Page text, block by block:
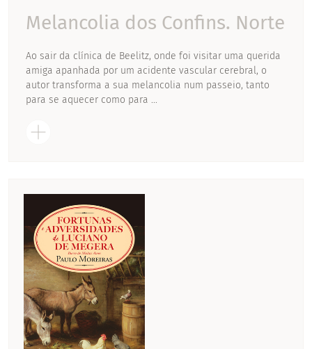
Melancolia dos Confins. Norte
Ao sair da clínica de Beelitz, onde foi visitar uma querida
amiga apanhada por um acidente vascular cerebral, o
autor transforma a sua melancolia num passeio, tanto
para se aquecer como para ...